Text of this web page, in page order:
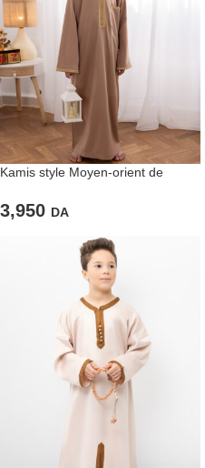
Kamis style Moyen-orient de
3,950 DA